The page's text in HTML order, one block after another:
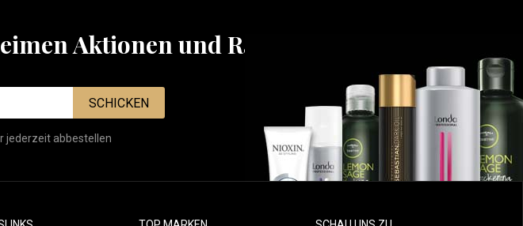
Aktionen und Rabatten
SCHICKEN
jederzeit abbestellen